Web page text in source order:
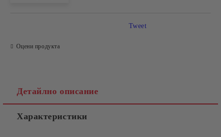
Оцени продукта
Tweet
Детайлно описание
Характеристики